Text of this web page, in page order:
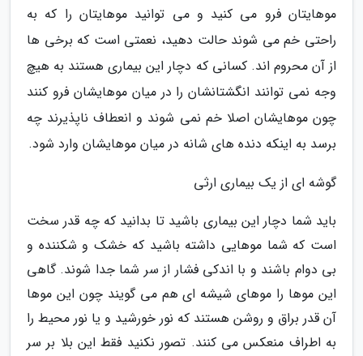
موهایتان فرو می کنید و می توانید موهایتان را که به
راحتی خم می شوند حالت دهید، نعمتی است که برخی ها
از آن محروم اند. کسانی که دچار این بیماری هستند به هیچ
وجه نمی توانند انگشتانشان را در میان موهایشان فرو کنند
چون موهایشان اصلا خم نمی شوند و انعطاف ناپذیرند چه
برسد به اینکه دنده های شانه در میان موهایشان وارد شود.
گوشه ای از یک بیماری ارثی
باید شما دچار این بیماری باشید تا بدانید که چه قدر سخت
است که شما موهایی داشته باشید که خشک و شکننده و
بی دوام باشند و با اندکی فشار از سر شما جدا شوند. گاهی
این موها را موهای شیشه ای هم می گویند چون این موها
آن قدر براق و روشن هستند که نور خورشید و یا نور محیط را
به اطراف منعکس می کنند. تصور نکنید فقط این بلا بر سر